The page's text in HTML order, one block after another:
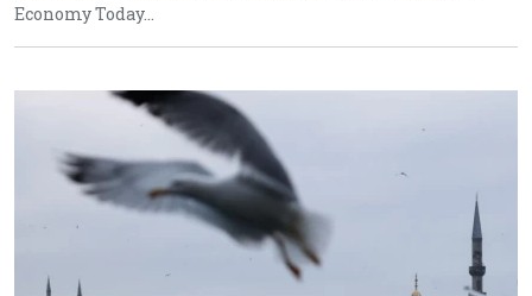
Economy Today…